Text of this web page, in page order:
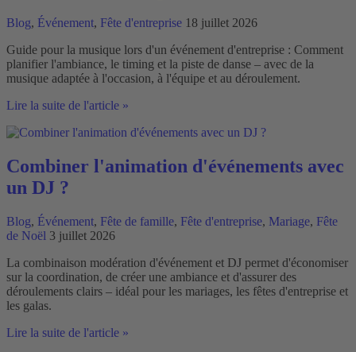
un
?
Blog, Événement, Fête d'entreprise 18 juillet 2026
Guide pour la musique lors d'un événement d'entreprise : Comment
planifier l'ambiance, le timing et la piste de danse – avec de la
musique adaptée à l'occasion, à l'équipe et au déroulement.
Guide
la
lors
d'un
événement
Lire la suite de l'article »
Combiner l'animation d'événements avec
un DJ ?
Blog, Événement, Fête de famille, Fête d'entreprise, Mariage, Fête
de Noël 3 juillet 2026
La combinaison modération d'événement et DJ permet d'économiser
sur la coordination, de créer une ambiance et d'assurer des
déroulements clairs – idéal pour les mariages, les fêtes d'entreprise et
les galas.
Combiner
Lire la suite de l'article »